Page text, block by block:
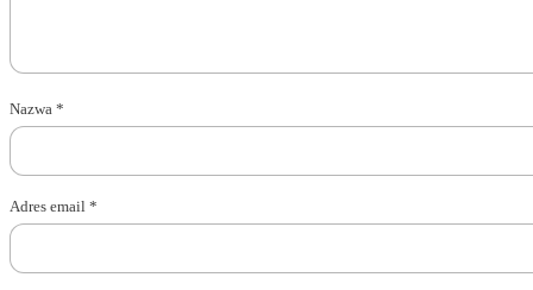
Nazwa *
Adres email *